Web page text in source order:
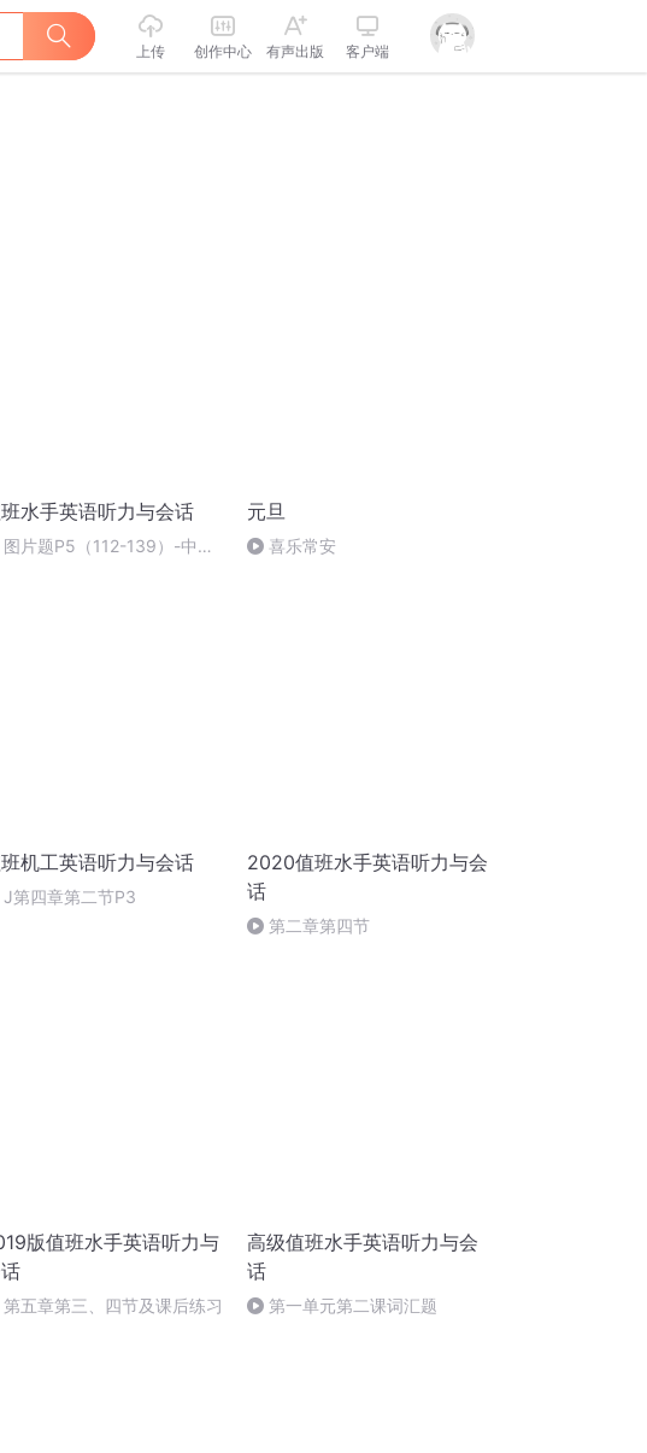
上传 创作中心 有声出版 客户端
水手英语听力与会话
图片题P5（112-139）-中英
元旦
喜乐常安
机工英语听力与会话
J第四章第二节P3
2020值班水手英语听力与会
话
第二章第四节
版值班水手英语听力与
第五章第三、四节及课后练习
高级值班水手英语听力与会
话
第一单元第二课词汇题